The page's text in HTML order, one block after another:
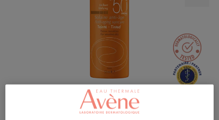
Hassas ciltler için çok yüksek, renkli ve yaşlanma